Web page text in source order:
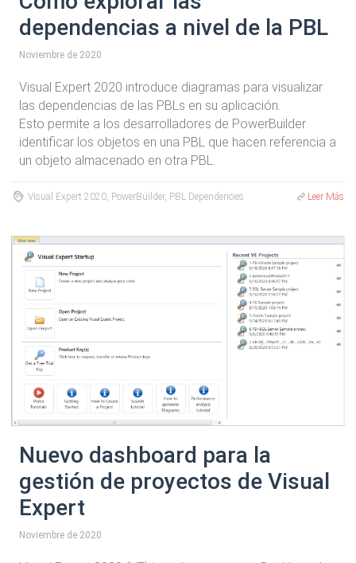
dependencias a nivel de la PBL
Noviembre de 2020
Visual Expert 2020 introduce diagramas para visualizar
las dependencias de las PBLs en su aplicación.
Esto permite a los desarrolladores de PowerBuilder
identificar los objetos en una PBL que hacen referencia a
un objeto almacenado en otra PBL.
Visual Expert 2020, PowerBuilder, PBL Dependencies Leer Más
Nuevo dashboard para la
gestión de proyectos de Visual
Expert
Noviembre de 2020